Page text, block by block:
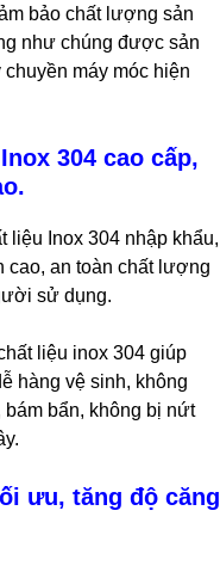
bảo chất lượng sản
như chúng được sản
chuyền máy móc hiện
304 cao cấp,
liệu Inox 304 nhập khẩu,
cao, an toàn chất lượng
sử dụng.
liệu inox 304 giúp
hàng vệ sinh, không
bám bẩn, không bị nứt
ưu, tăng độ căng